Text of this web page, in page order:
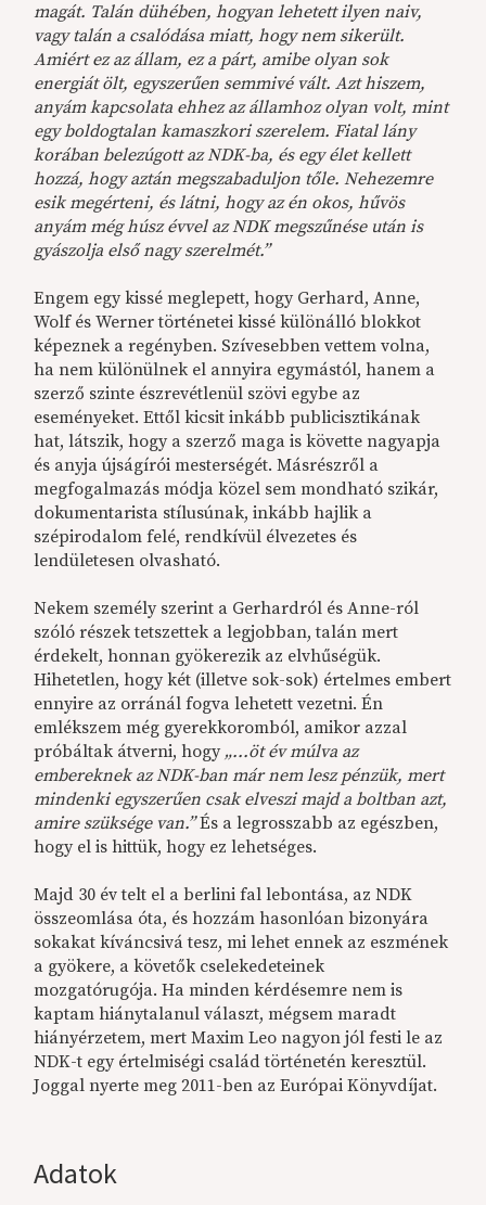
Adatok
magát. Talán dühében, hogyan lehetett ilyen naiv,
vagy talán a csalódása miatt, hogy nem sikerült.
Amiért ez az állam, ez a párt, amibe olyan sok
energiát ölt, egyszerűen semmivé vált. Azt hiszem,
anyám kapcsolata ehhez az államhoz olyan volt, mint
egy boldogtalan kamaszkori szerelem. Fiatal lány
korában belezúgott az NDK-ba, és egy élet kellett
hozzá, hogy aztán megszabaduljon tőle. Nehezemre
esik megérteni, és látni, hogy az én okos, hűvös
anyám még húsz évvel az NDK megszűnése után is
gyászolja első nagy szerelmét.”
Engem egy kissé meglepett, hogy Gerhard, Anne,
Wolf és Werner történetei kissé különálló blokkot
képeznek a regényben. Szívesebben vettem volna,
ha nem különülnek el annyira egymástól, hanem a
szerző szinte észrevétlenül szövi egybe az
eseményeket. Ettől kicsit inkább publicisztikának
hat, látszik, hogy a szerző maga is követte nagyapja
és anyja újságírói mesterségét. Másrészről a
megfogalmazás módja közel sem mondható szikár,
dokumentarista stílusúnak, inkább hajlik a
szépirodalom felé, rendkívül élvezetes és
lendületesen olvasható.
Nekem személy szerint a Gerhardról és Anne-ról
szóló részek tetszettek a legjobban, talán mert
érdekelt, honnan gyökerezik az elvhűségük.
Hihetetlen, hogy két (illetve sok-sok) értelmes embert
ennyire az orránál fogva lehetett vezetni. Én
emlékszem még gyerekkoromból, amikor azzal
próbáltak átverni, hogy „...öt év múlva az
embereknek az NDK-ban már nem lesz pénzük, mert
mindenki egyszerűen csak elveszi majd a boltban azt,
amire szüksége van.”És a legrosszabb az egészben,
hogy el is hittük, hogy ez lehetséges.
Majd 30 év telt el a berlini fal lebontása, az NDK
összeomlása óta, és hozzám hasonlóan bizonyára
sokakat kíváncsivá tesz, mi lehet ennek az eszmének
a gyökere, a követők cselekedeteinek
mozgatórugója. Ha minden kérdésemre nem is
kaptam hiánytalanul választ, mégsem maradt
hiányérzetem, mert Maxim Leo nagyon jól festi le az
NDK-t egy értelmiségi család történetén keresztül.
Joggal nyerte meg 2011-ben az Európai Könyvdíjat.